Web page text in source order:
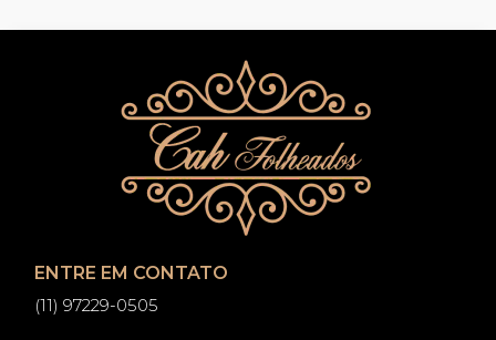
ENTRE EM CONTATO
(11) 97229-0505